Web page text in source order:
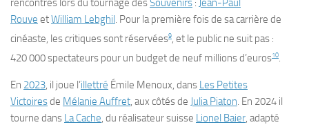
rencontrés lors du tournage desSouvenirs : Jean-Paul
Rouve etWilliam Lebghil. Pour la première fois de sa carrière de
cinéaste, les critiques sont réservées9, et le public ne suit pas :
420 000 spectateurs pour un budget de neuf millions d’euros10.
En 2023, il joue l’illettré Émile Menoux, dans Les Petites
Victoiresde Mélanie Auffret, aux côtés de Julia Piaton. En 2024 il
tourne dans La Cache, du réalisateur suisse Lionel Baier, adapté